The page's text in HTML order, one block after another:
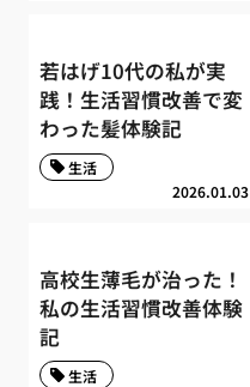
若はげ10代の私が実
践！生活習慣改善で変
わった髪体験記
2026.01.03
生活
高校生薄毛が治った！
私の生活習慣改善体験
記
生活